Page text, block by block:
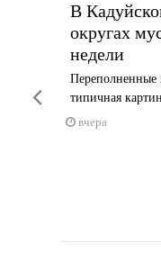
В
округах
недели
Переполненные
типичная
вчера